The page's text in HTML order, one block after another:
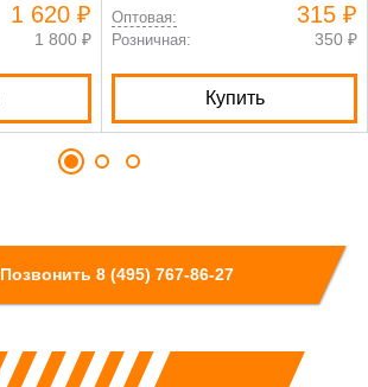
1 620 ₽
1 800 ₽
Оптовая: 315 ₽
Розничная: 350 ₽
Купить
Позвонить 8 (495) 767-86-27